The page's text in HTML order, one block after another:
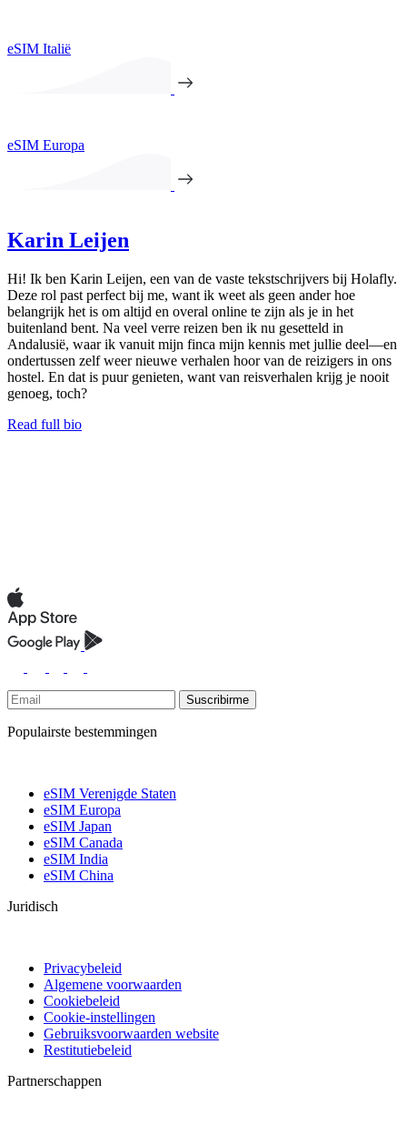
eSIM Italië
eSIM Europa
Karin Leijen
Hi! Ik ben Karin Leijen, een van de vaste tekstschrijvers bij Holafly.
Deze rol past perfect bij me, want ik weet als geen ander hoe
belangrijk het is om altijd en overal online te zijn als je in het
buitenland bent. Na veel verre reizen ben ik nu gesetteld in
Andalusië, waar ik vanuit mijn finca mijn kennis met jullie deel—en
ondertussen zelf weer nieuwe verhalen hoor van de reizigers in ons
hostel. En dat is puur genieten, want van reisverhalen krijg je nooit
genoeg, toch?
Read full bio
Suscribirme
Populairste bestemmingen
eSIM Verenigde Staten
eSIM Europa
eSIM Japan
eSIM Canada
eSIM India
eSIM China
Juridisch
Privacybeleid
Algemene voorwaarden
Cookiebeleid
Cookie-instellingen
Gebruiksvoorwaarden website
Restitutiebeleid
Partnerschappen